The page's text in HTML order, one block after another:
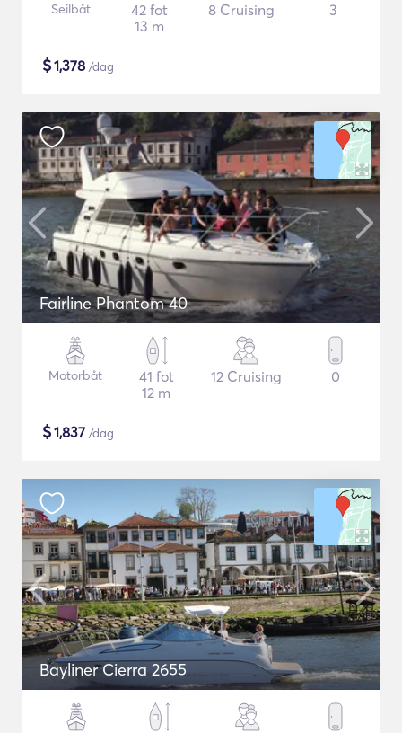
Seilbåt
42 fot
13 m
8 Cruising 3
$1,378 /dag
Fairline Phantom 40
Motorbåt
41 fot
12 m
12 Cruising 0
$1,837 /dag
Bayliner Cierra 2655